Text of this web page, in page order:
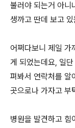
불러야 되는거 아니
생까고 딴데 보고
어쩌다보니 제일 가
게 되었는데요, 일
펴봐서 연락처를 알
곳으로나 가자고 부
병원을 발견하고 힘